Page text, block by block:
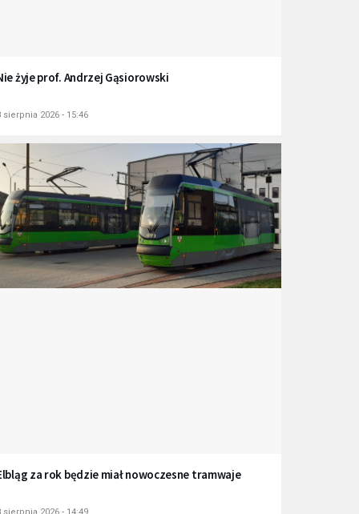
żyje prof. Andrzej Gąsiorowski
sierpnia 2026 - 15:46
za rok będzie miał nowoczesne tramwaje